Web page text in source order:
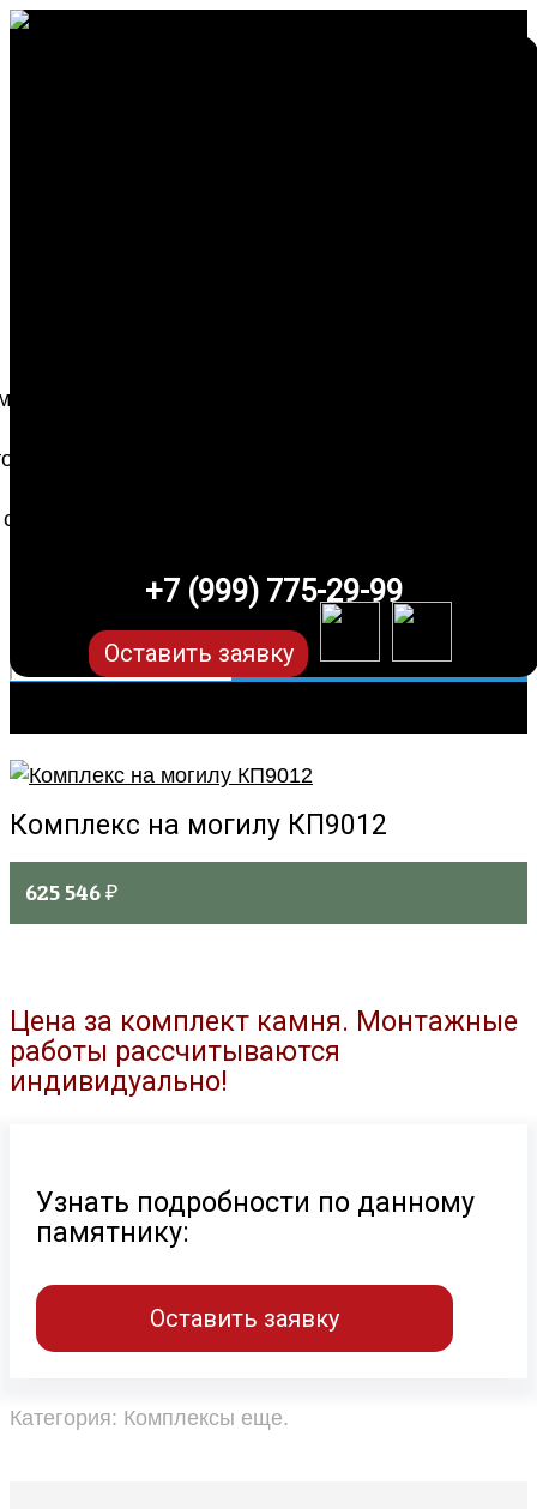
+7 (999) 775-29-99
Оставить заявку
Комплекс на могилу КП9012
625 546₽
Цена за комплект камня. Монтажные
работы рассчитываются
индивидуально!
Узнать подробности по данному
памятнику:
Оставить заявку
Категория: Комплексы еще.